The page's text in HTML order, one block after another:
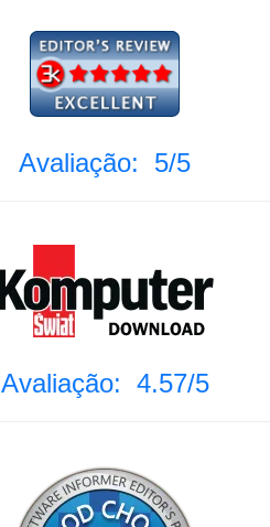
Avaliação: 5/5
Avaliação: 4.57/5